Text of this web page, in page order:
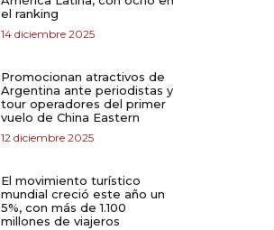
el ranking
14 diciembre 2025
Promocionan atractivos de
Argentina ante periodistas y
tour operadores del primer
vuelo de China Eastern
12 diciembre 2025
El movimiento turístico
mundial creció este año un
5%, con más de 1.100
millones de viajeros